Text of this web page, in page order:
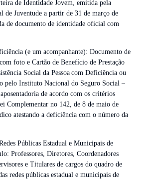
de Identidade Jovem, emitida pela
de Juventude a partir de 31 de março de
de documento de identidade oficial com
(e um acompanhante): Documento de
foto e Cartão de Benefício de Prestação
Social da Pessoa com Deficiência ou
pelo Instituto Nacional do Seguro Social –
de acordo com os critérios
Complementar no 142, de 8 de maio de
atestando a deficiência com o número da
Públicas Estadual e Municipais de
Professores, Diretores, Coordenadores
e Titulares de cargos do quadro de
redes públicas estadual e municipais de